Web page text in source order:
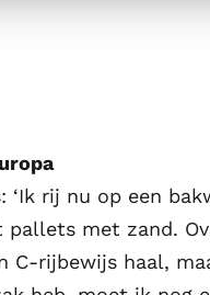
‘Ik rij nu op een
met zand.
C-rijbewijs haal,